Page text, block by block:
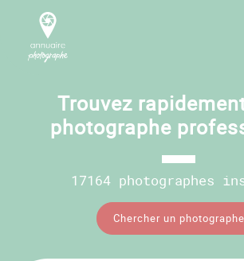
Trouvez
photographe
17164 photographes
Chercher un photographe